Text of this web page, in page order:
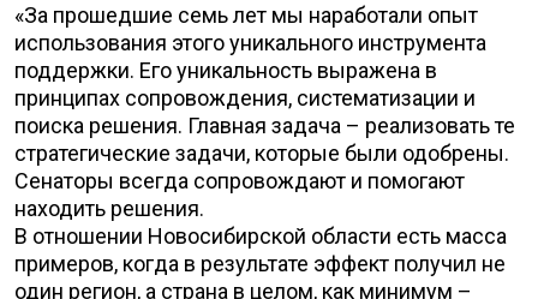
«За прошедшие семь лет мы наработали опыт
использования этого уникального инструмента
поддержки. Его уникальность выражена в
принципах сопровождения, систематизации и
поиска решения. Главная задача – реализовать те
стратегические задачи, которые были одобрены.
Сенаторы всегда сопровождают и помогают
находить решения.
В отношении Новосибирской области есть масса
примеров, когда в результате эффект получил не
один регион, а страна в целом, как минимум –